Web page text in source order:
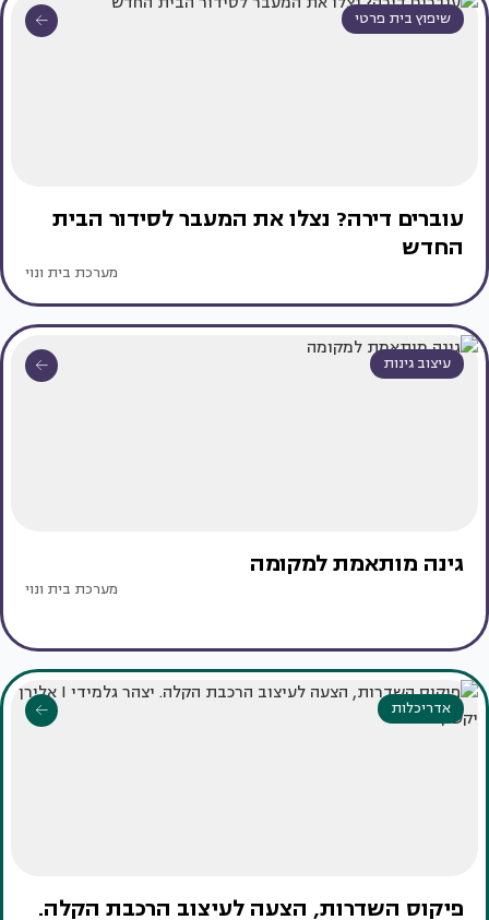
שיפוץ בית פרטי
עוברים דירה? נצלו את המעבר לסידור הבית
החדש
מערכת בית ונוי
עיצוב גינות
גינה מותאמת למקומה
מערכת בית ונוי
אדריכלות
פיקוס השדרות, הצעה לעיצוב הרכבת הקלה.